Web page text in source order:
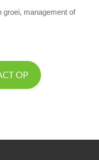
groei, management of
OP